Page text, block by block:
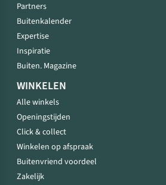
Partners
Buitenkalender
Expertise
Inspiratie
Buiten. Magazine
WINKELEN
Alle winkels
Openingstijden
Click & collect
Winkelen op afspraak
Buitenvriend voordeel
Zakelijk